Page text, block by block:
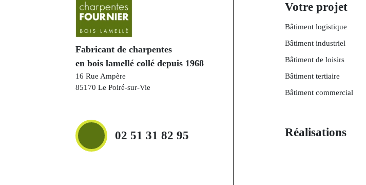
Fabricant de charpentes
en bois lamellé collé depuis 1968
16 Rue Ampère
85170 Le Poiré-sur-Vie
02 51 31 82 95
Votre projet
Bâtiment logistique
Bâtiment industriel
Bâtiment de loisirs
Bâtiment tertiaire
Bâtiment commercial
Réalisations